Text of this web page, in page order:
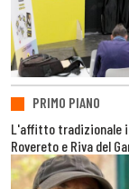
PRIMO PIANO
L'affitto tradizionale
Rovereto e Riva del